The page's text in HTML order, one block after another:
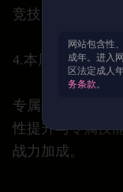
竞技赛场。
4.本周限时活动
专属限时活动「
性提升与专属技
战力加成。
网站包含性
成年。进入
区法定成人
务条款。